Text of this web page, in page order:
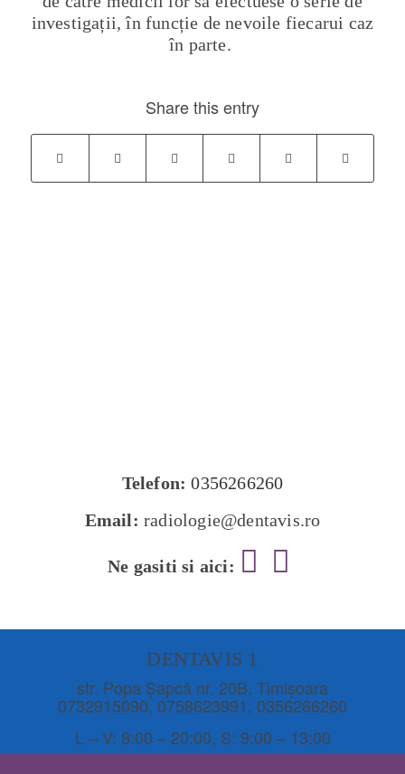
investigații, în funcție de nevoile fiecarui caz
în parte.
Share this entry
Telefon: 0356266260
Email: radiologie@dentavis.ro
Ne gasiti si aici:
DENTAVIS 1
str. Popa Șapcă nr. 20B, Timișoara
0732915090, 0758623991, 0356266260
L – V: 8:00 – 20:00, S: 9:00 – 13:00